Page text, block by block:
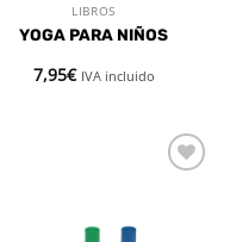
LIBROS
YOGA PARA NIÑOS
7,95€ IVA incluido